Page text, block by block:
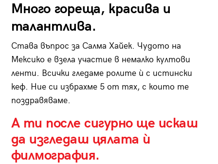
Много гореща, красива и
талантлива.
Става въпрос за Салма Хайек. Чудото на
Мексико е взела участие в немалко култови
ленти. Всички гледаме ролите ѝ с истински
кеф. Ние си избрахме 5 от тях, с които те
поздравяваме.
А ти после сигурно ще искаш
да изгледаш цялата ѝ
филмография.